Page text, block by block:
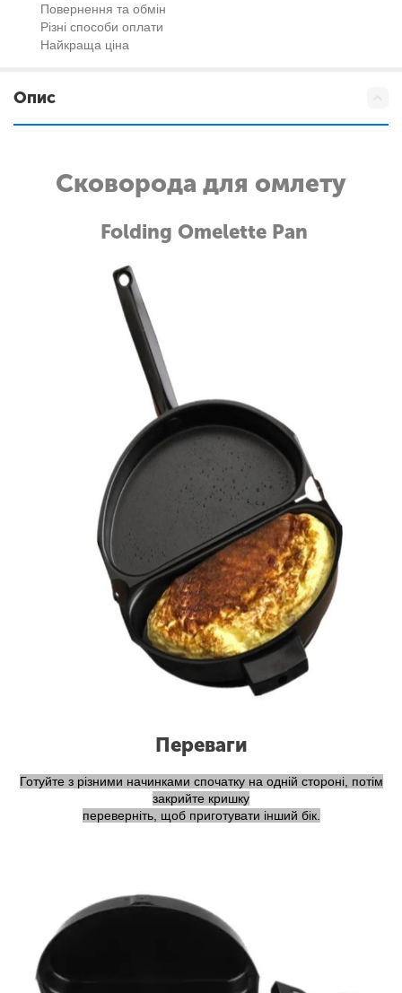
Повернення та обмін
Різні способи оплати
Найкраща ціна
Опис
Сковорода для омлету
Folding Omelette Pan
Переваги
Готуйте з різними начинками спочатку на одній стороні, потім
закрийте кришку
переверніть, щоб приготувати інший бік.